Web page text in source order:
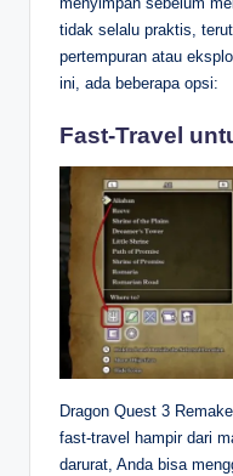
tidak selalu praktis,
pertempuran atau
ini, ada beberapa opsi:
Fast-Travel
Dragon Quest 3
fast-travel hampir dari
darurat, Anda bisa